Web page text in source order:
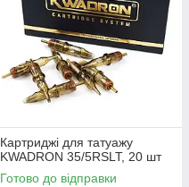
Картриджі для татуажу
KWADRON 35/5RSLT, 20 шт
Готово до відправки